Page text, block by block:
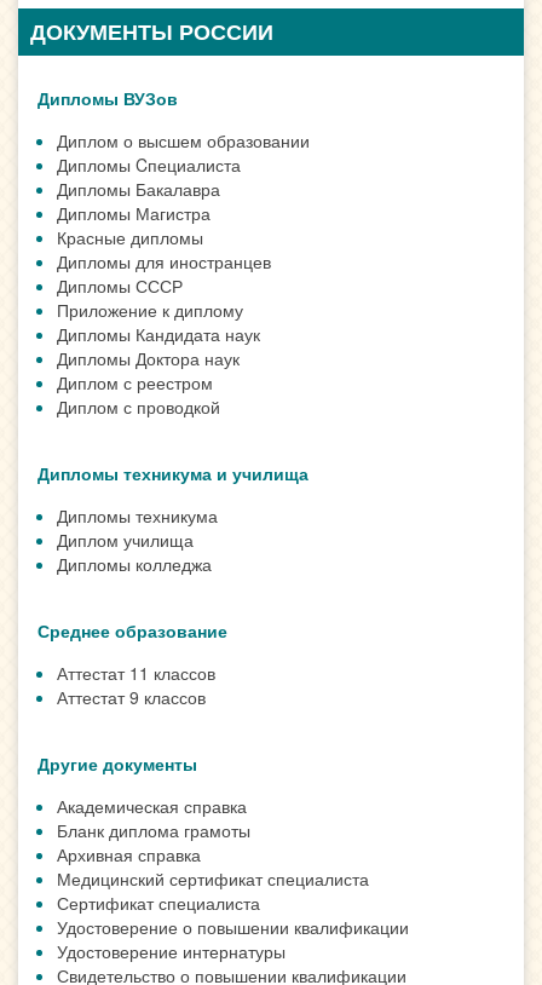
ДОКУМЕНТЫ РОССИИ
Дипломы ВУЗов
Диплом о высшем образовании
Дипломы Cпециалиста
Дипломы Бакалавра
Дипломы Магистра
Красные дипломы
Дипломы для иностранцев
Дипломы СССР
Приложение к диплому
Дипломы Кандидата наук
Дипломы Доктора наук
Диплом с реестром
Диплом с проводкой
Дипломы техникума и училища
Дипломы техникума
Диплом училища
Дипломы колледжа
Среднее образование
Аттестат 11 классов
Аттестат 9 классов
Другие документы
Академическая справка
Бланк диплома грамоты
Архивная справка
Медицинский сертификат специалиста
Сертификат специалиста
Удостоверение о повышении квалификации
Удостоверение интернатуры
Свидетельство о повышении квалификации